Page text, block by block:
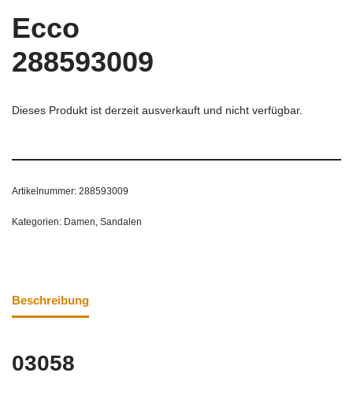
Ecco
288593009
Dieses Produkt ist derzeit ausverkauft und nicht verfügbar.
Artikelnummer: 288593009
Kategorien: Damen, Sandalen
Beschreibung
03058